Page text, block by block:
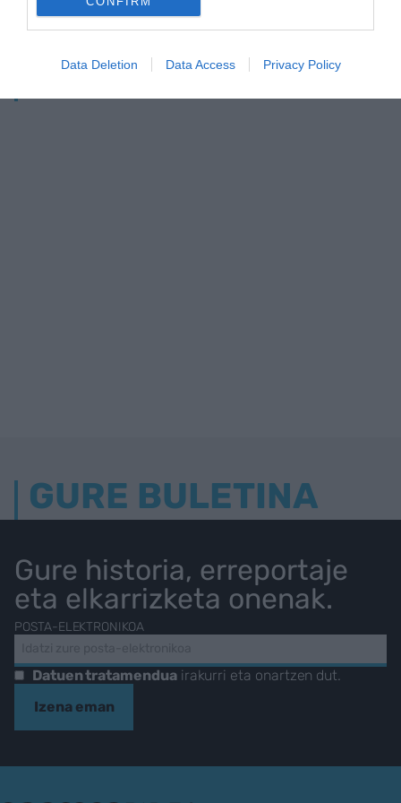
Data Deletion Data Access Privacy Policy
IRITZIA
Egokitzapen egokiaren bila
GURE BULETINA
Gure historia, erreportaje
eta elkarrizketa onenak.
POSTA-ELEKTRONIKOA
Datuen tratamenduairakurri eta onartzen dut.
Izena eman